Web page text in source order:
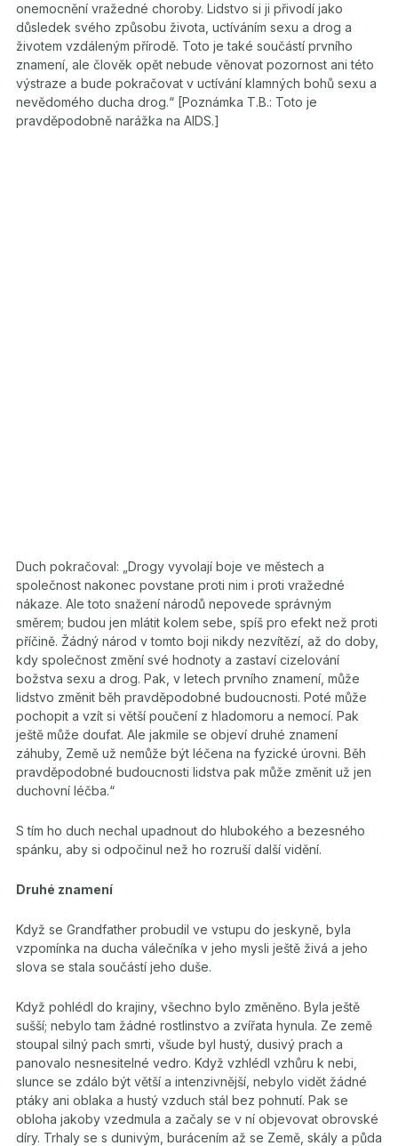
onemocnění vražedné choroby. Lidstvo si ji přivodí jako
důsledek svého způsobu života, uctíváním sexu a drog a
životem vzdáleným přírodě. Toto je také součástí prvního
znamení, ale člověk opět nebude věnovat pozornost ani této
výstraze a bude pokračovat v uctívání klamných bohů sexu a
nevědomého ducha drog.“ [Poznámka T.B.: Toto je
pravděpodobně narážka na AIDS.]
Duch pokračoval: „Drogy vyvolají boje ve městech a
společnost nakonec povstane proti nim i proti vražedné
nákaze. Ale toto snažení národů nepovede správným
směrem; budou jen mlátit kolem sebe, spíš pro efekt než proti
příčině. Žádný národ v tomto boji nikdy nezvítězí, až do doby,
kdy společnost změní své hodnoty a zastaví cizelování
božstva sexu a drog. Pak, v letech prvního znamení, může
lidstvo změnit běh pravděpodobné budoucnosti. Poté může
pochopit a vzít si větší poučení z hladomoru a nemocí. Pak
ještě může doufat. Ale jakmile se objeví druhé znamení
záhuby, Země už nemůže být léčena na fyzické úrovni. Běh
pravděpodobné budoucnosti lidstva pak může změnit už jen
duchovní léčba.“
S tím ho duch nechal upadnout do hlubokého a bezesného
spánku, aby si odpočinul než ho rozruší další vidění.
Druhé znamení
Když se Grandfather probudil ve vstupu do jeskyně, byla
vzpomínka na ducha válečníka v jeho mysli ještě živá a jeho
slova se stala součástí jeho duše.
Když pohlédl do krajiny, všechno bylo změněno. Byla ještě
sušší; nebylo tam žádné rostlinstvo a zvířata hynula. Ze země
stoupal silný pach smrti, všude byl hustý, dusivý prach a
panovalo nesnesitelné vedro. Když vzhlédl vzhůru k nebi,
slunce se zdálo být větší a intenzivnější, nebylo vidět žádné
ptáky ani oblaka a hustý vzduch stál bez pohnutí. Pak se
obloha jakoby vzedmula a začaly se v ní objevovat obrovské
díry. Trhaly se s dunivým, burácením až se Země, skály a půda